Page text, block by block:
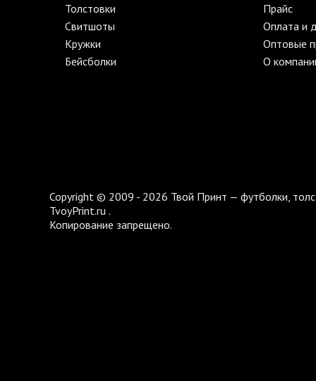
Толстовки
Свитшоты
Кружки
Бейсболки
Прайс
Оплата и
Оптовые
О
Copyright © 2009 - 2026 Твой Принт — футболки,
TvoyPrint.ru .
Копирование запрещено.